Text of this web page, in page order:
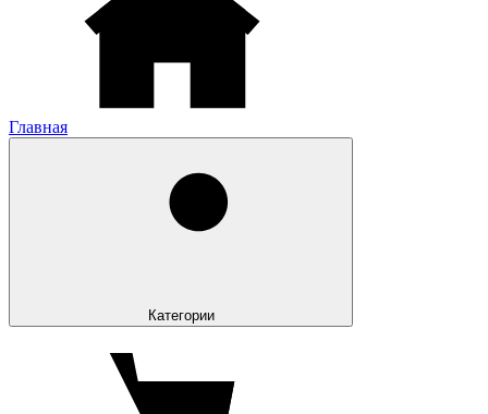
Главная
Категории